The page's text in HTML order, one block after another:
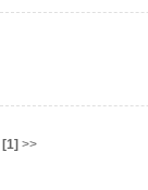
[1] >>